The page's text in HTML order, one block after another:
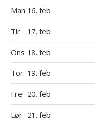
Man 16. feb
Tir 17. feb
Ons 18. feb
Tor 19. feb
Fre 20. feb
Lør 21. feb